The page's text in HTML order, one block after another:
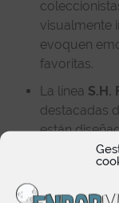
visualmente
evoquen
favoritas.
La línea S.H.
destacadas
están
movimiento
alta